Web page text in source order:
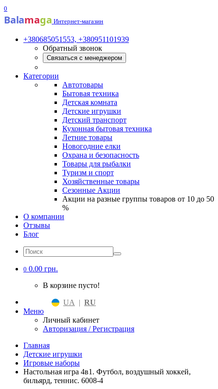
0
Balamaga Интернет-магазин
+380685051553, +380951101939
Обратный звонок
Связаться с менеджером
Категории
Автотовары
Бытовая техника
Детская комната
Детские игрушки
Детский транспорт
Кухонная бытовая техника
Летние товары
Новогодние елки
Охрана и безопасность
Товары для рыбалки
Туризм и спорт
Хозяйственные товары
Сезонные Акции
Акции на разные группы товаров от 10 до 50
%
О компании
Отзывы
Блог
0 0.00 грн.
В корзине пусто!
UA | RU
Меню
Личный кабинет
Авторизация / Регистрация
Главная
Детские игрушки
Игровые наборы
Настольная игра 4в1. Футбол, воздушный хоккей,
бильярд, теннис. 6008-4